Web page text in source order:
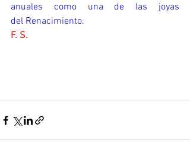
anuales como una de las joyas
del Renacimiento.
F. S.